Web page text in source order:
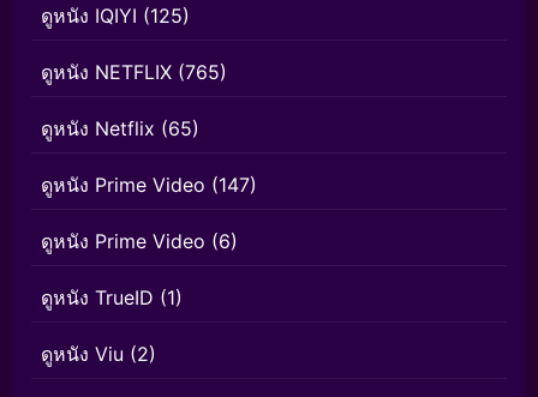
ดูหนัง IQIYI (125)
ดูหนัง NETFLIX (765)
ดูหนัง Netflix (65)
ดูหนัง Prime Video (147)
ดูหนัง Prime Video (6)
ดูหนัง TrueID (1)
ดูหนัง Viu (2)